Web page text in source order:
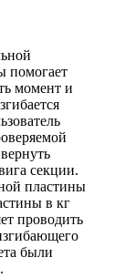
помогает
момент и
секции.
пластины
в кг
проводить
были